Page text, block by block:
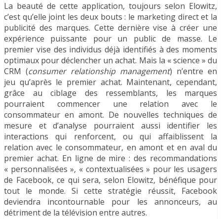
La beauté de cette application, toujours selon Elowitz,
c’est qu’elle joint les deux bouts : le marketing direct et la
publicité des marques. Cette dernière vise à créer une
expérience puissante pour un public de masse. Le
premier vise des individus déjà identifiés à des moments
optimaux pour déclencher un achat. Mais la « science » du
CRM (consumer relationship management) n’entre en
jeu qu’après le premier achat. Maintenant, cependant,
grâce au ciblage des ressemblants, les marques
pourraient commencer une relation avec le
consommateur en amont. De nouvelles techniques de
mesure et d’analyse pourraient aussi identifier les
interactions qui renforcent, ou qui affaiblissent la
relation avec le consommateur, en amont et en aval du
premier achat. En ligne de mire : des recommandations
« personnalisées », « contextualisées » pour les usagers
de Facebook, ce qui sera, selon Elowitz, bénéfique pour
tout le monde. Si cette stratégie réussit, Facebook
deviendra incontournable pour les annonceurs, au
détriment de la télévision entre autres.